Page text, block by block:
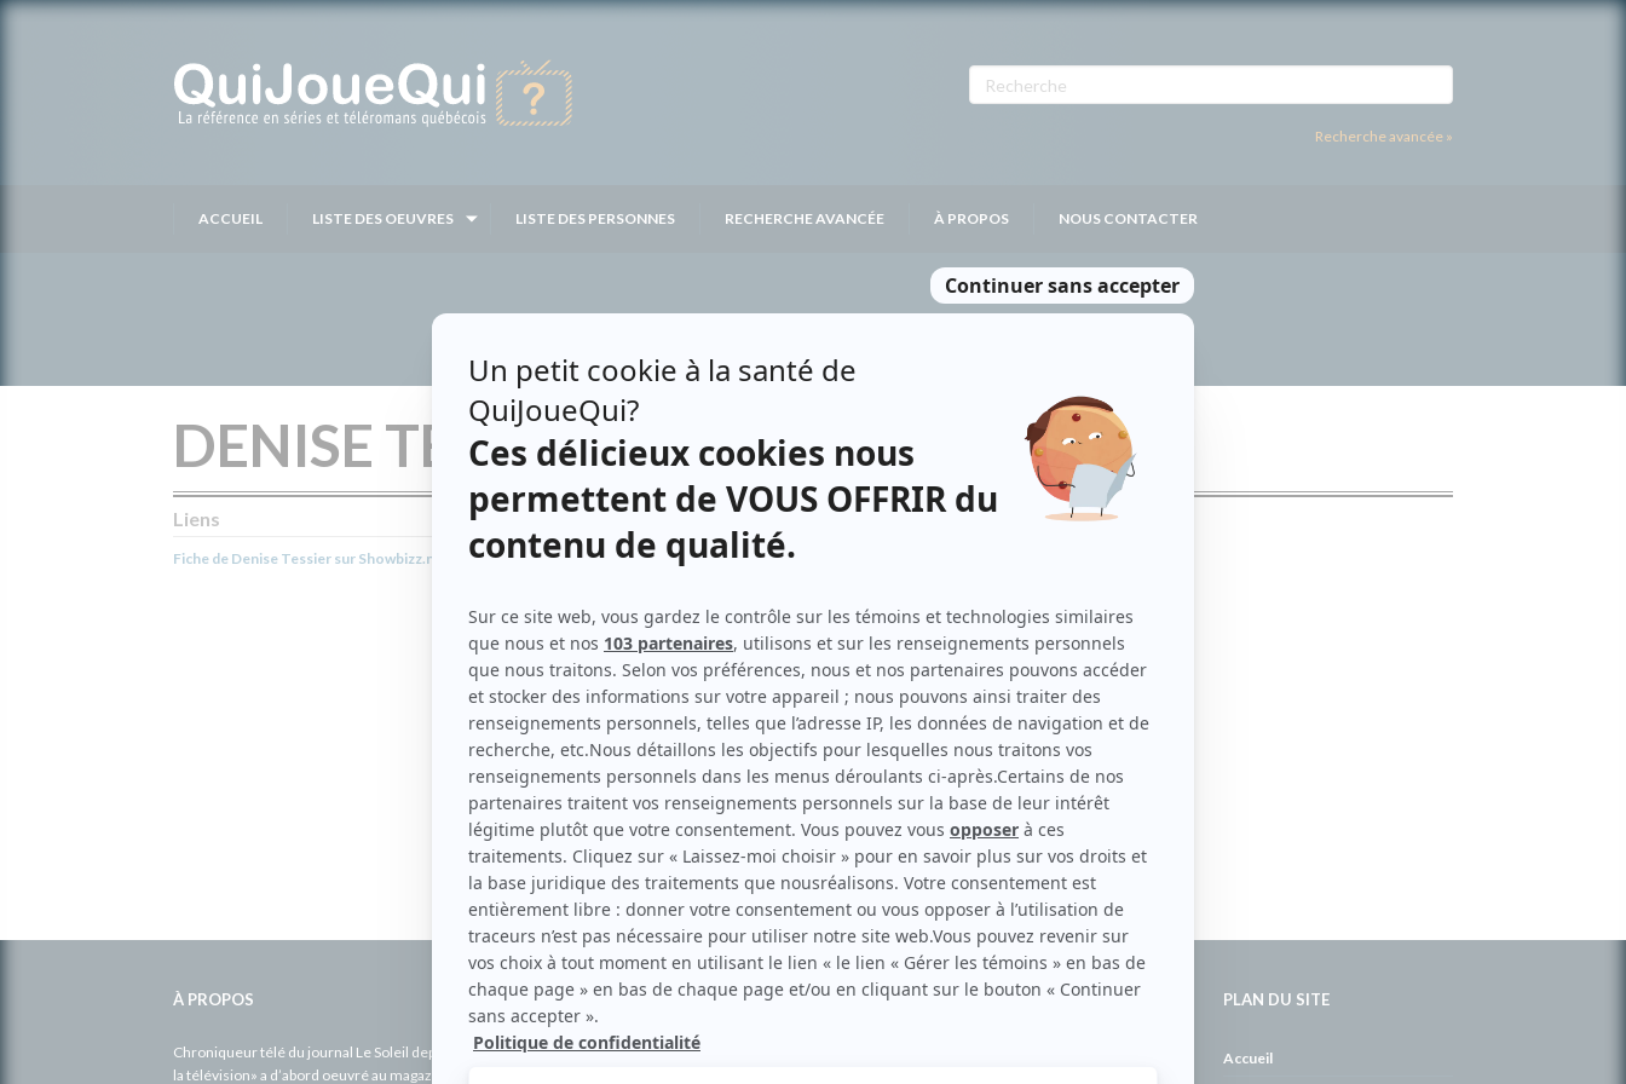
Recherche avancée »
ACCUEIL LISTE DES OEUVRES LISTE DES PERSONNES RECHERCHE AVANCÉE À PROPOS NOUS CONTACTER
DENISE TESSIER
Liens
Fiche de Denise Tessier sur Showbizz.net
Personnages
Nicole
Montréal, ville ouverte( Mlle Lemelin )
Milena Nova Tremblay
Le grillon du foyer(May Fielding )
De jour en jour(Secrétaire)
Jeux de hasard(Eva)
Plainte contre inconnu(Rôle inconnu)
À PROPOS
Chroniqueur télé du journal Le Soleil depuis 2001, Richard Therrien carbure à son petit écran. Celui qu’on surnomme parfois «l’encyclopédie de
la télévision» a d’abord oeuvré au magazine TV Hebdo de 1996 à 2001. Sa spécialité: la télé québécoise. On peut l’entendre régulièrement
PLAN DU SITE
Accueil